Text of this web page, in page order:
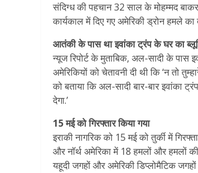
संदिग्ध की पहचान 32 साल के मोहम्मद
कार्यकाल में दिए गए अमेरिकी ड्रोन हमले
आतंकी के पास था इवांका ट्रंप के घर का
न्यूज रिपोर्ट के मुताबिक, अल-सादी के
अमेरिकियों को चेतावनी दी थी कि ‘न तो
को बताया कि अल-सादी बार-बार इवांका
देगा.’
15 मई को गिरफ्तार किया गया
इराकी नागरिक को 15 मई को तुर्की में
और नॉर्थ अमेरिका में 18 हमलों और हमलों
यहूदी जगहों और अमेरिकी डिप्लोमैटिक